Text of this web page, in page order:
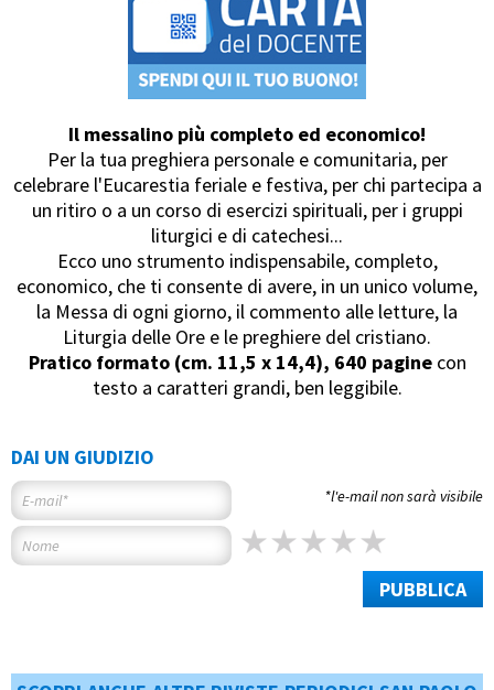
Il messalino più completo ed economico!
Per la tua preghiera personale e comunitaria, per
celebrare l'Eucarestia feriale e festiva, per chi partecipa a
un ritiro o a un corso di esercizi spirituali, per i gruppi
liturgici e di catechesi...
Ecco uno strumento indispensabile, completo,
economico, che ti consente di avere, in un unico volume,
la Messa di ogni giorno, il commento alle letture, la
Liturgia delle Ore e le preghiere del cristiano.
Pratico formato (cm. 11,5 x 14,4), 640 pagine con
testo a caratteri grandi, ben leggibile.
DAI UN GIUDIZIO
*l'e-mail non sarà visibile
PUBBLICA